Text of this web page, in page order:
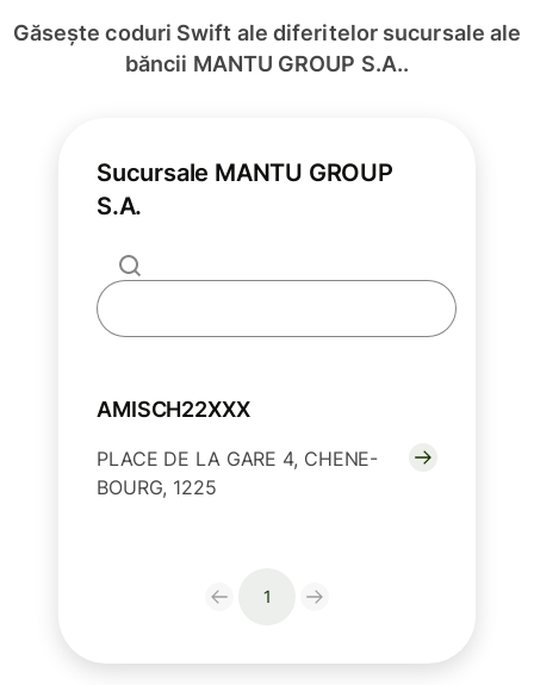
Găsește coduri Swift ale diferitelor sucursale ale
băncii MANTU GROUP S.A..
Sucursale MANTU GROUP
S.A.
AMISCH22XXX
PLACE DE LA GARE 4, CHENE-
BOURG, 1225
1